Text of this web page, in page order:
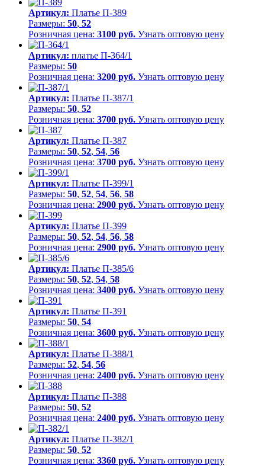
Артикул: Платье П-389
Размеры: 50, 52
Розничная цена: 3100 руб. Узнать оптовую цену
Артикул: платье П-364/1
Размеры: 50
Розничная цена: 3200 руб. Узнать оптовую цену
Артикул: Платье П-387/1
Размеры: 50, 52
Розничная цена: 3700 руб. Узнать оптовую цену
Артикул: Платье П-387
Размеры: 50, 52, 54, 56
Розничная цена: 3700 руб. Узнать оптовую цену
Артикул: Платье П-399/1
Размеры: 50, 52, 54, 56, 58
Розничная цена: 2900 руб. Узнать оптовую цену
Артикул: Платье П-399
Размеры: 50, 52, 54, 56, 58
Розничная цена: 2900 руб. Узнать оптовую цену
Артикул: Платье П-385/6
Размеры: 50, 52, 54, 58
Розничная цена: 3400 руб. Узнать оптовую цену
Артикул: Платье П-391
Размеры: 50, 54
Розничная цена: 3600 руб. Узнать оптовую цену
Артикул: Платье П-388/1
Размеры: 52, 54, 56
Розничная цена: 2400 руб. Узнать оптовую цену
Артикул: Платье П-388
Размеры: 50, 52
Розничная цена: 2400 руб. Узнать оптовую цену
Артикул: Платье П-382/1
Размеры: 50, 52
Розничная цена: 3360 руб. Узнать оптовую цену